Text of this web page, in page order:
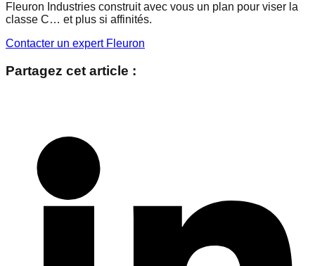
Fleuron Industries construit avec vous un plan pour viser la
classe C… et plus si affinités.
Contacter un expert Fleuron
Partagez cet article :